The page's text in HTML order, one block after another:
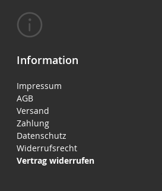
Information
Impressum
AGB
Versand
Zahlung
Datenschutz
Widerrufsrecht
Vertrag widerrufen